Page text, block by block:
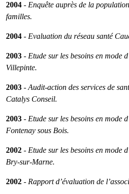
2004 - Enquête auprès de la
familles.
2004 - Evaluation du réseau santé
2003 - Etude sur les besoins en mode
Villepinte.
2003 - Audit-action des services de
Catalys Conseil.
2003 - Etude sur les besoins en mode
Fontenay sous Bois.
2002 - Etude sur les besoins en mode
Bry-sur-Marne.
2002 - Rapport d’évaluation de